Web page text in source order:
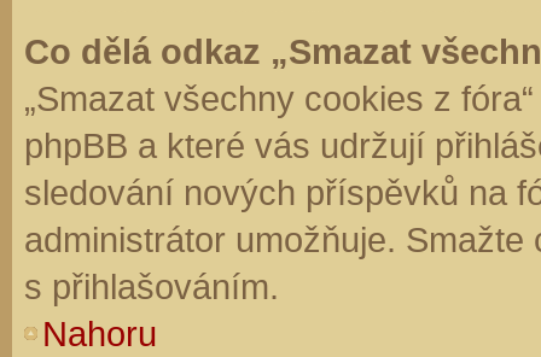
Co dělá odkaz „Smazat
„Smazat všechny cookies z
phpBB a které vás udržují
sledování nových příspěvků na
administrátor umožňuje.
s přihlašováním.
Nahoru